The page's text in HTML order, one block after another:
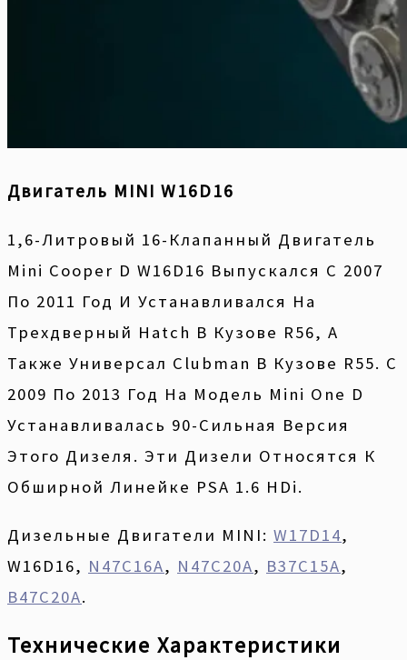
Двигатель MINI W16D16
1,6-Литровый 16-Клапанный Двигатель
Mini Cooper D W16D16 Выпускался С 2007
По 2011 Год И Устанавливался На
Трехдверный Hatch В Кузове R56, А
Также Универсал Clubman В Кузове R55. С
2009 По 2013 Год На Модель Mini One D
Устанавливалась 90-Сильная Версия
Этого Дизеля. Эти Дизели Относятся К
Обширной Линейке PSA 1.6 HDi.
Дизельные Двигатели MINI: W17D14,
W16D16, N47C16A, N47C20A, B37C15A,
B47C20A.
Технические Характеристики